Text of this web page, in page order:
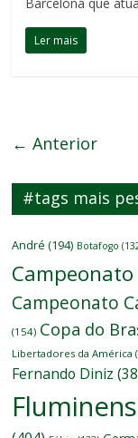
Ler mais
← Anterior
#tags mais
André (194) Botafogo
Campeonato
(154) Copa do
Libertadores da América
Fernando Diniz